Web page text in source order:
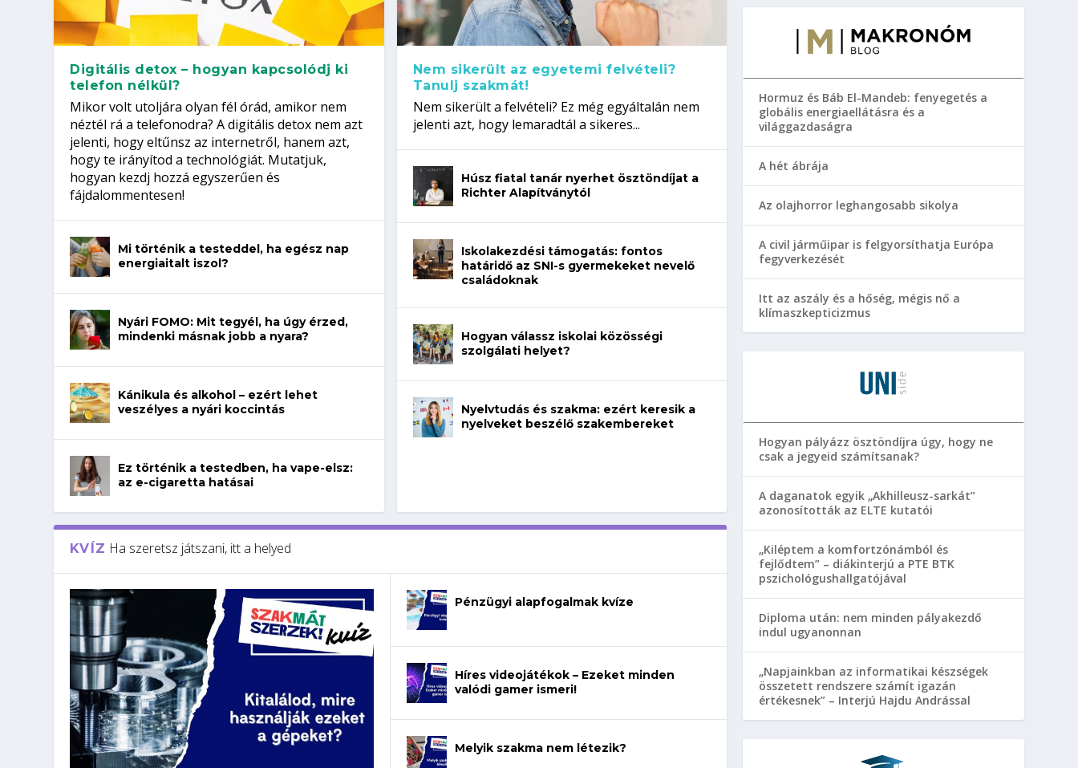
Digitális detox – hogyan kapcsolódj ki
telefon nélkül?
Mikor volt utoljára olyan fél órád, amikor nem
néztél rá a telefonodra? A digitális detox nem azt
jelenti, hogy eltűnsz az internetről, hanem azt,
hogy te irányítod a technológiát. Mutatjuk,
hogyan kezdj hozzá egyszerűen és
fájdalommentesen!
Mi történik a testeddel, ha egész nap
energiaitalt iszol?
Nyári FOMO: Mit tegyél, ha úgy érzed,
mindenki másnak jobb a nyara?
Kánikula és alkohol – ezért lehet
veszélyes a nyári koccintás
Ez történik a testedben, ha vape-elsz:
az e-cigaretta hatásai
Nem sikerült az egyetemi felvételi?
Tanulj szakmát!
Nem sikerült a felvételi? Ez még egyáltalán nem
jelenti azt, hogy lemaradtál a sikeres...
Húsz fiatal tanár nyerhet ösztöndíjat a
Richter Alapítványtól
Iskolakezdési támogatás: fontos
határidő az SNI-s gyermekeket nevelő
családoknak
Hogyan válassz iskolai közösségi
szolgálati helyet?
Nyelvtudás és szakma: ezért keresik a
nyelveket beszélő szakembereket
KVÍZ Ha szeretsz játszani, itt a helyed
Pénzügyi alapfogalmak kvíze
Híres videojátékok – Ezeket minden
valódi gamer ismeri!
Melyik szakma nem létezik?
Hormuz és Báb El-Mandeb: fenyegetés a
globális energiaellátásra és a
világgazdaságra
A hét ábrája
Az olajhorror leghangosabb sikolya
A civil járműipar is felgyorsíthatja Európa
fegyverkezését
Itt az aszály és a hőség, mégis nő a
klímaszkepticizmus
Hogyan pályázz ösztöndíjra úgy, hogy ne
csak a jegyeid számítsanak?
A daganatok egyik „Akhilleusz-sarkát”
azonosították az ELTE kutatói
„Kiléptem a komfortzónámból és
fejlődtem” – diákinterjú a PTE BTK
pszichológushallgatójával
Diploma után: nem minden pályakezdő
indul ugyanonnan
„Napjainkban az informatikai készségek
összetett rendszere számít igazán
értékesnek” – Interjú Hajdu Andrással